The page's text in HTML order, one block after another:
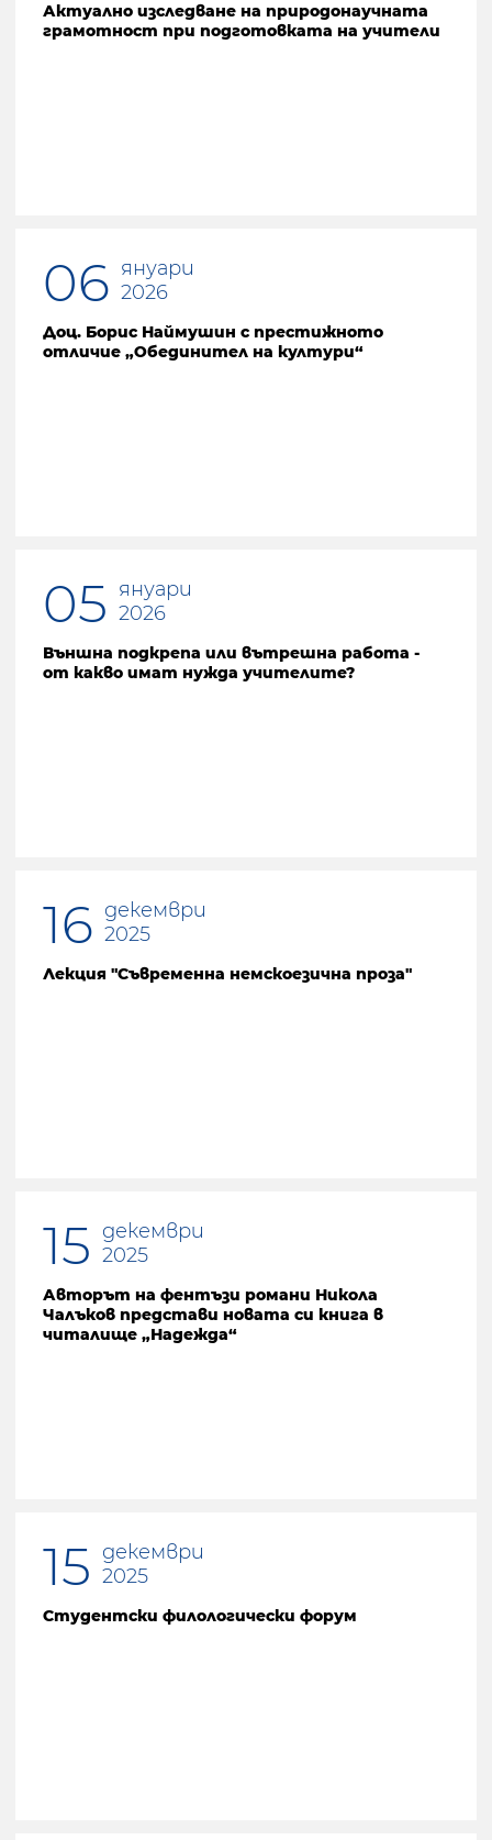
Актуално изследване на природонаучната
грамотност при подготовката на учители
06 януари
2026
Доц. Борис Наймушин с престижното
отличие „Обединител на култури“
05 януари
2026
Външна подкрепа или вътрешна работа -
от какво имат нужда учителите?
16 декември
2025
Лекция "Съвременна немскоезична проза"
15 декември
2025
Авторът на фентъзи романи Никола
Чалъков представи новата си книга в
читалище „Надежда“
15 декември
2025
Студентски филологически форум
Предишна страница